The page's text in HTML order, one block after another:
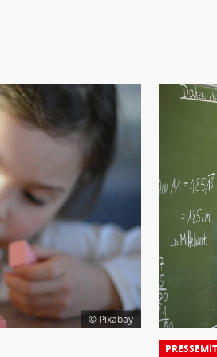
© Pixabay